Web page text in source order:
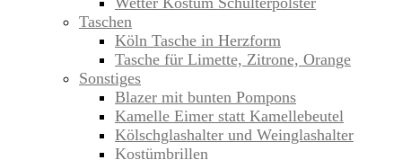
Taschen
Köln Tasche in Herzform
Tasche für Limette, Zitrone, Orange
Sonstiges
Blazer mit bunten Pompons
Kamelle Eimer statt Kamellebeutel
Kölschglashalter und Weinglashalter
Kostümbrillen